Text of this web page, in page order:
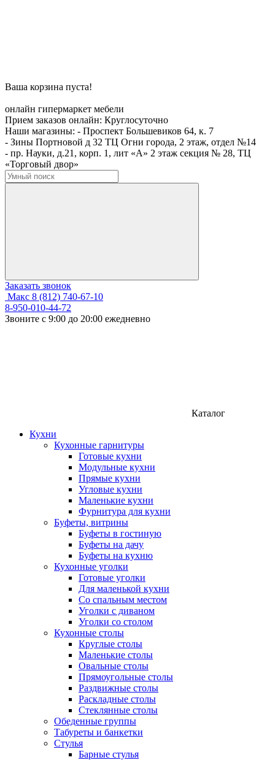
Ваша корзина пуста!
онлайн гипермаркет мебели
Прием заказов онлайн: Круглосуточно
Наши магазины: - Проспект Большевиков 64, к. 7
- Зины Портновой д 32 ТЦ Огни города, 2 этаж, отдел №14
- пр. Науки, д.21, корп. 1, лит «А» 2 этаж секция № 28, ТЦ
«Торговый двор»
Заказать звонок
Макс 8 (812) 740-67-10
8-950-010-44-72
Звоните с 9:00 до 20:00 ежедневно
Каталог
Кухни
Кухонные гарнитуры
Готовые кухни
Модульные кухни
Прямые кухни
Угловые кухни
Маленькие кухни
Фурнитура для кухни
Буфеты, витрины
Буфеты в гостиную
Буфеты на дачу
Буфеты на кухню
Кухонные уголки
Готовые уголки
Для маленькой кухни
Со спальным местом
Уголки с диваном
Уголки со столом
Кухонные столы
Круглые столы
Маленькие столы
Овальные столы
Прямоугольные столы
Раздвижные столы
Раскладные столы
Стеклянные столы
Обеденные группы
Табуреты и банкетки
Стулья
Барные стулья